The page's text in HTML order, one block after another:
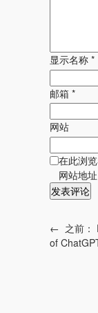
显示名称 *
邮箱 *
网站
在此浏
网站地
← 之前：
of